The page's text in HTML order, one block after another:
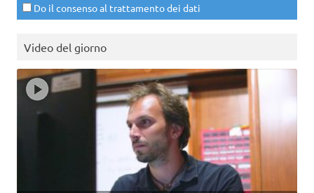
Do il consenso al trattamento dei dati
Video del giorno